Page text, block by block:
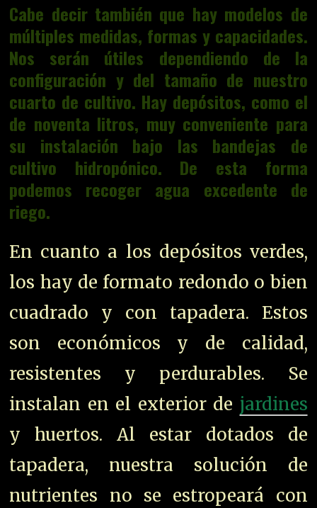
Cabe decir también que hay modelos de
múltiples medidas, formas y capacidades.
Nos serán útiles dependiendo de la
configuración y del tamaño de nuestro
cuarto de cultivo. Hay depósitos, como el
de noventa litros, muy conveniente para
su instalación bajo las bandejas de
cultivo hidropónico. De esta forma
podemos recoger agua excedente de
riego.
En cuanto a los depósitos verdes,
los hay de formato redondo o bien
cuadrado y con tapadera. Estos
son económicos y de calidad,
resistentes y perdurables. Se
instalan en el exterior de jardines
y huertos. Al estar dotados de
tapadera, nuestra solución de
nutrientes no se estropeará con